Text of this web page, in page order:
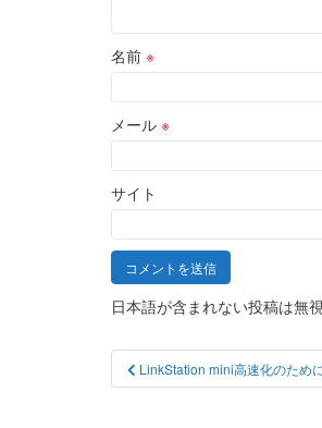
名前 ※
メール ※
サイト
日本語が含まれない投稿は無
投
稿
LinkStation mini高速化のため